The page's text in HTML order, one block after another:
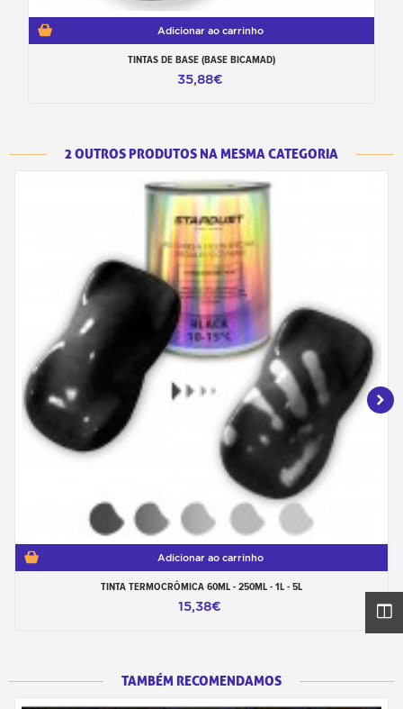
Adicionar ao carrinho
TINTAS DE BASE (BASE BICAMAD)
35,88€
2 OUTROS PRODUTOS NA MESMA CATEGORIA
Adicionar ao carrinho
TINTA TERMOCRÔMICA 60ML - 250ML - 1L - 5L
15,38€
TAMBÉM RECOMENDAMOS